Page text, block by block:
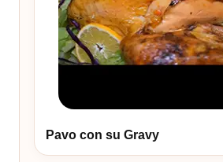
Pavo con su Gravy